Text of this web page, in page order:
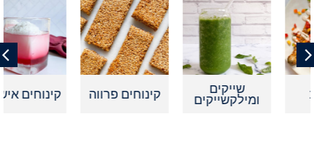
שייקים
ומילקשייקים קינוחים פרווה קינוחים אישיים